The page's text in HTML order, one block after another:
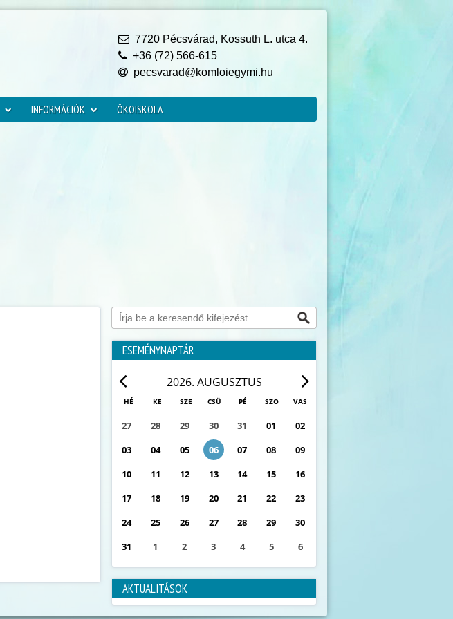
7720 Pécsvárad, Kossuth L. utca 4.
+36 (72) 566-615
pecsvarad@komloiegymi.hu
INFORMÁCIÓK ÖKOISKOLA
ESEMÉNYNAPTÁR
2026. AUGUSZTUS
HÉ KE SZE CSÜ PÉ SZO VAS
27 28 29 30 31 01
02
03
04 05 06 07 08
09
10
11 12 13 14 15
16
17
18 19 20 21 22
23
24
25 26 27 28 29
30
31
1 2 3 4 5 6
0ESEMÉNY
AKTUALITÁSOK